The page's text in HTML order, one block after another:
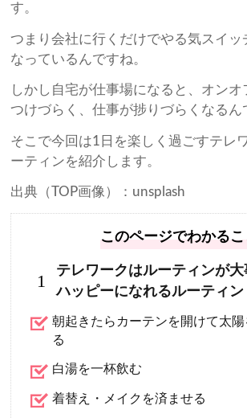
す。
つまり会社に行くだけでやる気スイッ
なっているんですね。
しかし自宅が仕事場になると、オン
つけづらく、仕事が捗りづらくなるん
そこで今回は1日を楽しく過ごすテレ
ーティンを紹介します。
出典（TOP画像）：unsplash
このページでわかるこ
1
テレワークはルーティンが大
ハッピーになれるルーティン
朝起きたらカーテンを開けて太
る
白湯を一杯飲む
着替え・メイクを済ませる